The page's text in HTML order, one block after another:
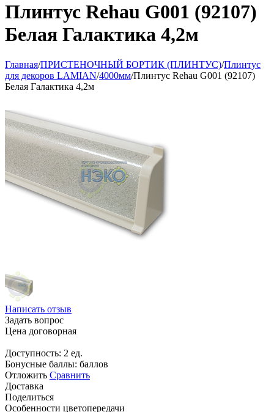
Плинтус Rehau G001 (92107)
Белая Галактика 4,2м
Главная/ПРИСТЕНОЧНЫЙ БОРТИК (ПЛИНТУС)/Плинтус
для декоров LAMIAN/4000мм/Плинтус Rehau G001 (92107)
Белая Галактика 4,2м
Написать отзыв
Задать вопрос
Цена договорная
Доступность: 2 ед.
Бонусные баллы: баллов
Отложить Сравнить
Доставка
Поделиться
Особенности цветопередачи